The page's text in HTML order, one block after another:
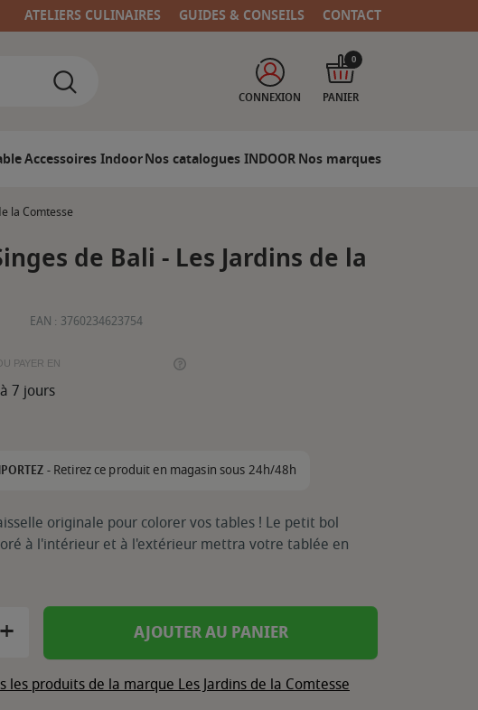
ATELIERS CULINAIRES GUIDES & CONSEILS CONTACT
CONNEXION PANIER
0
Accessoires IndoorNos catalogues INDOORNos marques
la Comtesse
de Bali - Les Jardins de la
EAN : 3760234623754
PAYER EN
7 jours
-Retirez ce produit en magasin sous 24h/48h
originale pour colorer vos tables ! Le petit bol
à l'intérieur et à l'extérieur mettra votre tablée en
+ AJOUTER AU PANIER
les produits de la marque Les Jardins de la Comtesse